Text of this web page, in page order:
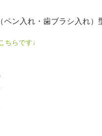
ペン入れ・歯ブラシ入れ）
ちらです↓